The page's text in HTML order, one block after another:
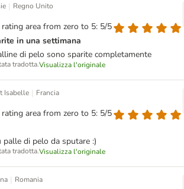
| Regno Unito
area from zero to 5: 5/5
in una settimana
di pelo sono sparite completamente
tradotta.Visualizza l'originale
Isabelle | Francia
area from zero to 5: 5/5
di pelo da sputare :)
tradotta.Visualizza l'originale
| Romania